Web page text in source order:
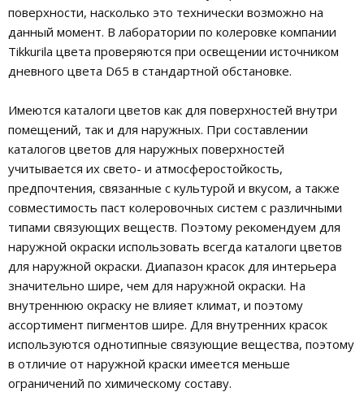
поверхности, насколько это технически возможно на
данный момент. В лаборатории по колеровке компании
Tikkurila цвета проверяются при освещении источником
дневного цвета D65 в стандартной обстановке.
Имеются каталоги цветов как для поверхностей внутри
помещений, так и для наружных. При составлении
каталогов цветов для наружных поверхностей
учитывается их свето- и атмосферостойкость,
предпочтения, связанные с культурой и вкусом, а также
совместимость паст колеровочных систем с различными
типами связующих веществ. Поэтому рекомендуем для
наружной окраски использовать всегда каталоги цветов
для наружной окраски. Диапазон красок для интерьера
значительно шире, чем для наружной окраски. На
внутреннюю окраску не влияет климат, и поэтому
ассортимент пигментов шире. Для внутренних красок
используются однотипные связующие вещества, поэтому
в отличие от наружной краски имеется меньше
ограничений по химическому составу.